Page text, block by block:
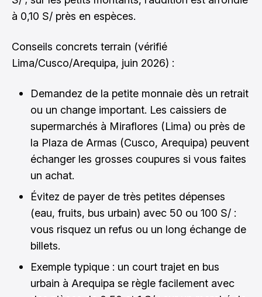
à 0,10 S/ près en espèces.
Conseils concrets terrain (vérifié
Lima/Cusco/Arequipa, juin 2026) :
Demandez de la petite monnaie dès un retrait
ou un change important. Les caissiers de
supermarchés à Miraflores (Lima) ou près de
la Plaza de Armas (Cusco, Arequipa) peuvent
échanger les grosses coupures si vous faites
un achat.
Évitez de payer de très petites dépenses
(eau, fruits, bus urbain) avec 50 ou 100 S/ :
vous risquez un refus ou un long échange de
billets.
Exemple typique : un court trajet en bus
urbain à Arequipa se règle facilement avec